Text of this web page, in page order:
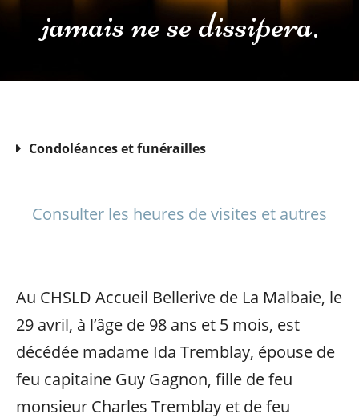
jamais ne se dissipera.
Condoléances et funérailles
Consulter les heures de visites et autres
Au CHSLD Accueil Bellerive de La Malbaie, le
29 avril, à l’âge de 98 ans et 5 mois, est
décédée madame Ida Tremblay, épouse de
feu capitaine Guy Gagnon, fille de feu
monsieur Charles Tremblay et de feu